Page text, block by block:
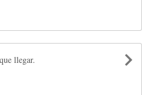
llegar.